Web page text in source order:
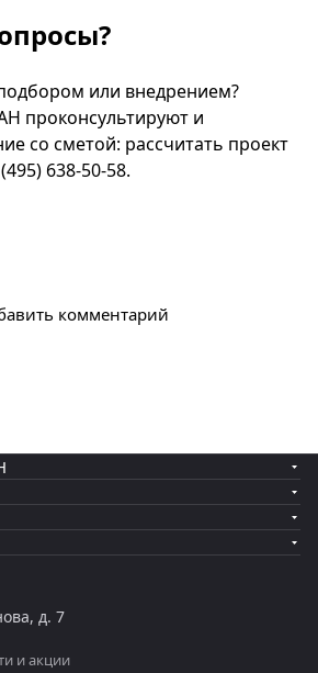
или внедрением?
проконсультируют и
со сметой: рассчитать проект
638-50-58.
комментарий
д. 7
и акции